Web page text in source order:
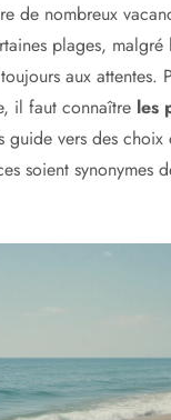
de nombreux
plages,
aux attentes.
il faut connaître les
guide vers des
soient synonymes